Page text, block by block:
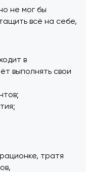
не мог бы
всё на себе,
в
выполнять свои
тратя